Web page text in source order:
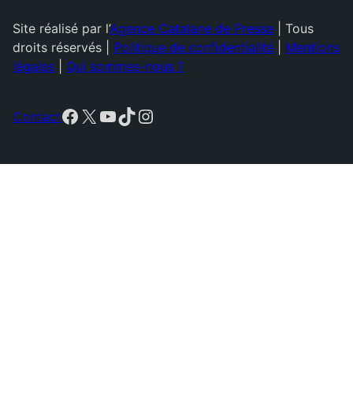
Site réalisé par l’Agence Catalane de Presse | Tous
droits réservés | Politique de confidentialité
Mentions
légales
Qui sommes-nous ?
ContactFacebook
X YouTube
TikTok
Instagram